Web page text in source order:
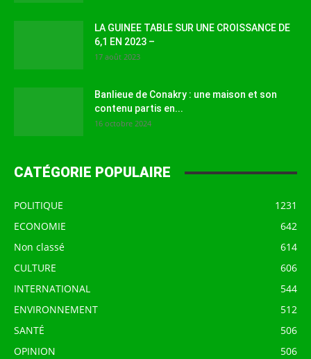
LA GUINEE TABLE SUR UNE CROISSANCE DE
6,1 EN 2023 –
17 août 2023
Banlieue de Conakry : une maison et son
contenu partis en...
16 octobre 2024
CATÉGORIE POPULAIRE
POLITIQUE
1231
ECONOMIE
642
Non classé
614
CULTURE
606
INTERNATIONAL
544
ENVIRONNEMENT
512
SANTÉ
506
OPINION
506